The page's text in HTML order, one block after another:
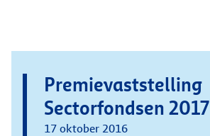
Premievaststelling
Sectorfondsen 2017
17 oktober 2016